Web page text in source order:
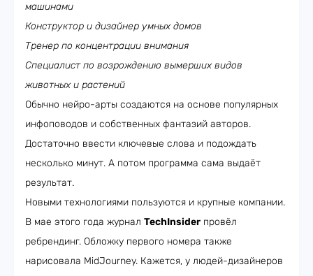
машинами
Конструктор и дизайнер умных домов
Тренер по концентрации внимания
Специалист по возрождению вымерших видов
животных и растений
Обычно нейро-арты создаются на основе популярных
инфоповодов и собственных фантазий авторов.
Достаточно ввести ключевые слова и подождать
несколько минут. А потом программа сама выдаёт
результат.
Новыми технологиями пользуются и крупные компании.
В мае этого года журнал TechInsider провёл
ребрендинг. Обложку первого номера также
нарисовала MidJourney. Кажется, у людей-дизайнеров